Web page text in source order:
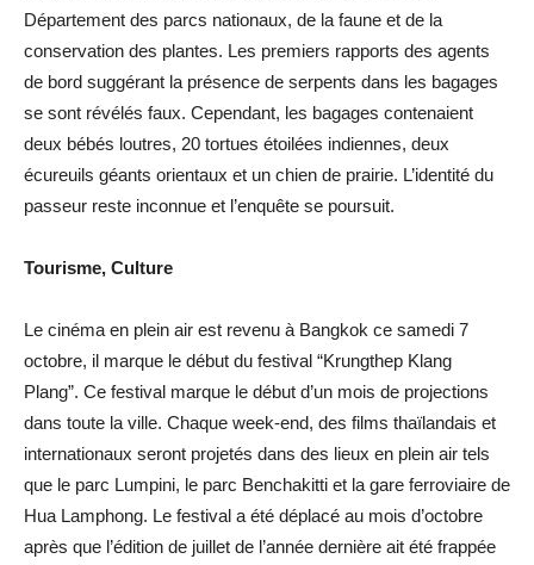
Département des parcs nationaux, de la faune et de la
conservation des plantes. Les premiers rapports des agents
de bord suggérant la présence de serpents dans les bagages
se sont révélés faux. Cependant, les bagages contenaient
deux bébés loutres, 20 tortues étoilées indiennes, deux
écureuils géants orientaux et un chien de prairie. L’identité du
passeur reste inconnue et l’enquête se poursuit.
Tourisme, Culture
Le cinéma en plein air est revenu à Bangkok ce samedi 7
octobre, il marque le début du festival “Krungthep Klang
Plang”. Ce festival marque le début d’un mois de projections
dans toute la ville. Chaque week-end, des films thaïlandais et
internationaux seront projetés dans des lieux en plein air tels
que le parc Lumpini, le parc Benchakitti et la gare ferroviaire de
Hua Lamphong. Le festival a été déplacé au mois d’octobre
après que l’édition de juillet de l’année dernière ait été frappée